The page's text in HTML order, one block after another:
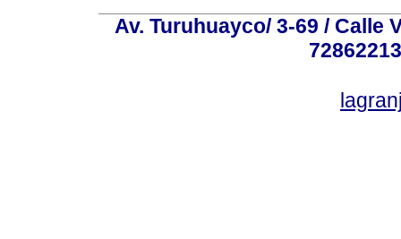
Av. Turuhuayco/ 3-69 / Calle